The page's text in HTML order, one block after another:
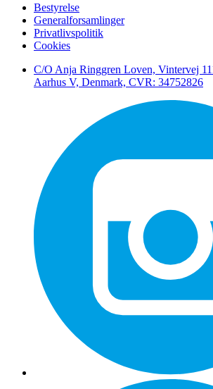
Bestyrelse
Generalforsamlinger
Privatlivspolitik
Cookies
C/O Anja Ringgren Loven, Vintervej
Aarhus V, Denmark, CVR: 34752826